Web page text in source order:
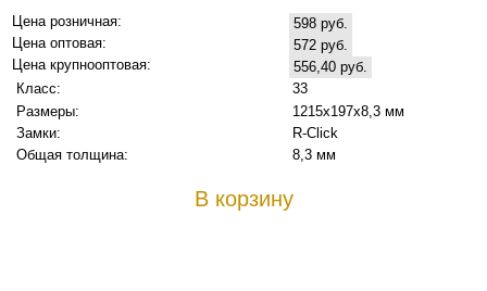
Цена розничная:
598 руб.
Цена оптовая:
572 руб.
Цена крупнооптовая:
556,40 руб.
Класс:
33
Размеры:
1215х197х8,3 мм
Замки:
R-Click
Общая толщина:
8,3 мм
В корзину